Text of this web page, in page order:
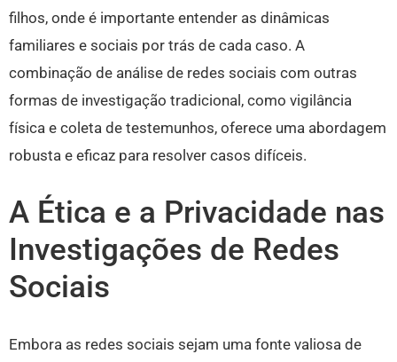
filhos, onde é importante entender as dinâmicas
familiares e sociais por trás de cada caso. A
combinação de análise de redes sociais com outras
formas de investigação tradicional, como vigilância
física e coleta de testemunhos, oferece uma abordagem
robusta e eficaz para resolver casos difíceis.
A Ética e a Privacidade nas
Investigações de Redes
Sociais
Embora as redes sociais sejam uma fonte valiosa de